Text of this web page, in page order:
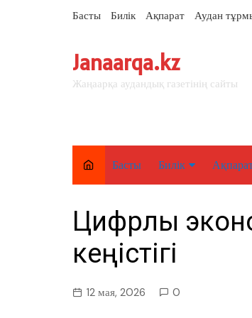
Басты Билік Ақпарат Аудан
Janaarqa.kz
Жаңаарқа аудандық газетінің сайты
Басты Билік
Аймақ
Цифрлық
кеңістігі
12 мая, 2026 0